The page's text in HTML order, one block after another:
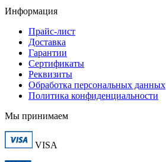
Информация
Прайс-лист
Доставка
Гарантии
Сертификаты
Реквизиты
Обработка персональных данных
Политика конфиденциальности
Мы принимаем
VISA